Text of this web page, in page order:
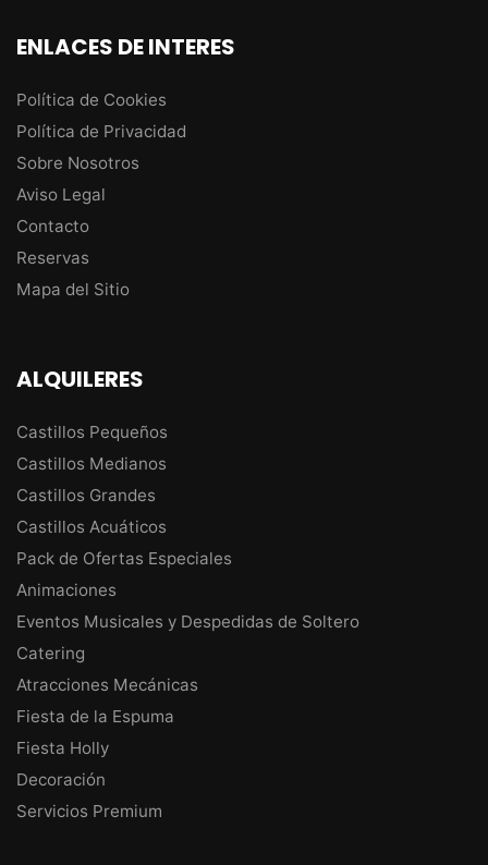
ENLACES DE INTERES
Política de Cookies
Política de Privacidad
Sobre Nosotros
Aviso Legal
Contacto
Reservas
Mapa del Sitio
ALQUILERES
Castillos Pequeños
Castillos Medianos
Castillos Grandes
Castillos Acuáticos
Pack de Ofertas Especiales
Animaciones
Eventos Musicales y Despedidas de Soltero
Catering
Atracciones Mecánicas
Fiesta de la Espuma
Fiesta Holly
Decoración
Servicios Premium